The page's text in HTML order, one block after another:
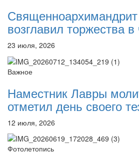
возглавил торжества в
23 июля, 2026
Важное
Наместник Лавры
отметил день своего
12 июля, 2026
Фотолетопись